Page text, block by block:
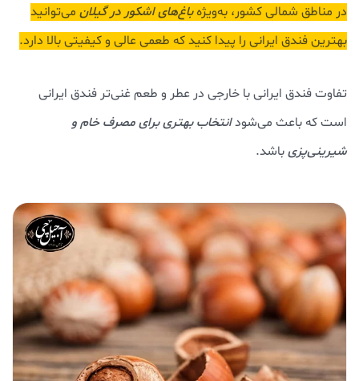
در مناطق شمالی کشور، به‌ویژهباغ‌های اشکور در گیلان می‌توانید
بهترین فندق ایرانی را پیدا کنید که طعمی عالی و کیفیتی بالا دارد.
تفاوت فندق ایرانی با خارجی در عطر و طعم غنی‌تر فندق ایرانی
است که باعث می‌شودانتخاب بهتری برای مصرف خام و
شیرینی‌پزیباشد.